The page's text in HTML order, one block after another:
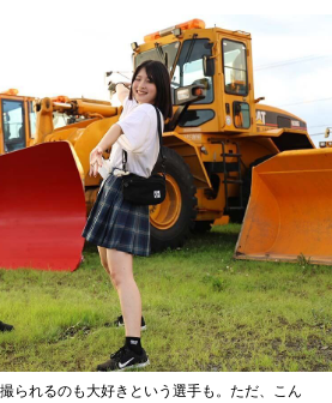
られるのも大好きという選手も。ただ、こん